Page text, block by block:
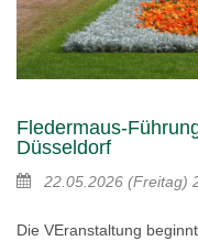
Fledermaus-
Düsseldorf
22.05.2026 (Freitag)
Die VEranstaltung